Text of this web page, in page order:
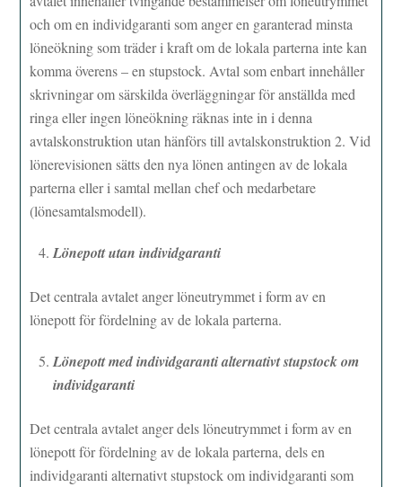
och om en individgaranti som anger en garanterad minsta
löneökning som träder i kraft om de lokala parterna inte kan
komma överens – en stupstock. Avtal som enbart innehåller
skrivningar om särskilda överläggningar för anställda med
ringa eller ingen löneökning räknas inte in i denna
avtalskonstruktion utan hänförs till avtalskonstruktion 2. Vid
lönerevisionen sätts den nya lönen antingen av de lokala
parterna eller i samtal mellan chef och medarbetare
(lönesamtalsmodell).
Lönepott utan individgaranti
Det centrala avtalet anger löneutrymmet i form av en
lönepott för fördelning av de lokala parterna.
Lönepott med individgaranti alternativt stupstock om
individgaranti
Det centrala avtalet anger dels löneutrymmet i form av en
lönepott för fördelning av de lokala parterna, dels en
individgaranti alternativt stupstock om individgaranti som